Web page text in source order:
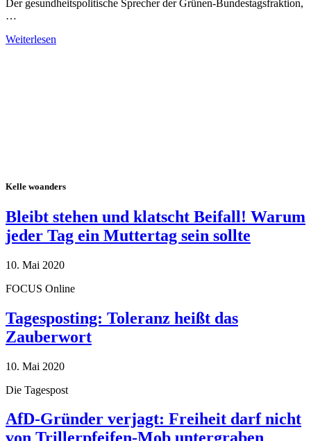
Der gesundheitspolitische Sprecher der Grünen-Bundestagsfraktion,
…
Weiterlesen
Kelle woanders
Bleibt stehen und klatscht Beifall! Warum
jeder Tag ein Muttertag sein sollte
10. Mai 2020
FOCUS Online
Tagesposting: Toleranz heißt das
Zauberwort
10. Mai 2020
Die Tagespost
AfD-Gründer verjagt: Freiheit darf nicht